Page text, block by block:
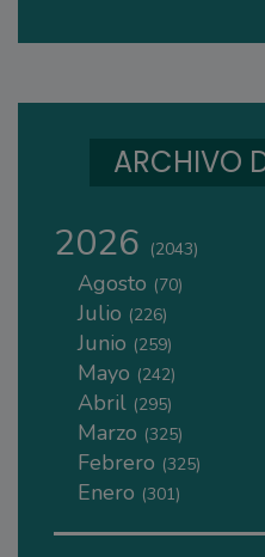
ARCHIVO
2026 (2043)
Agosto (70)
Julio (226)
Junio (259)
Mayo (242)
Abril (295)
Marzo (325)
Febrero (325)
Enero (301)